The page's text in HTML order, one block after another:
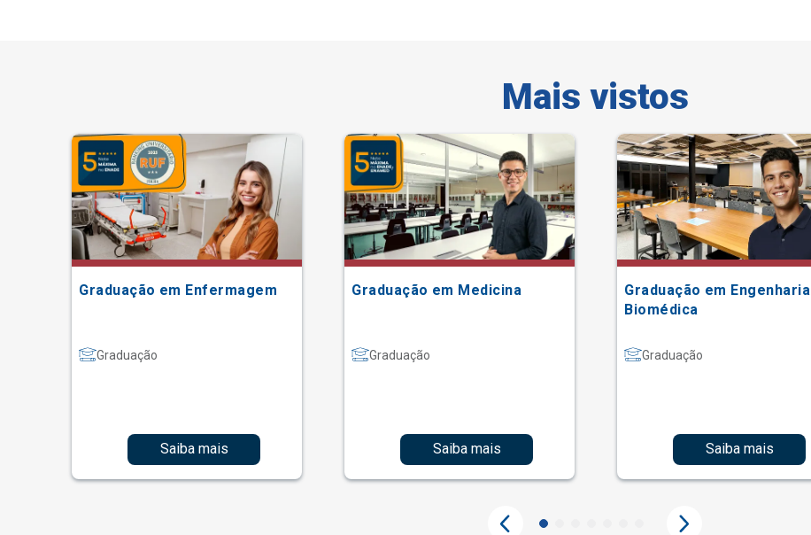
Mais vistos
Graduação em Enfermagem
Graduação
Saiba mais
Graduação em Medicina
Graduação
Saiba mais
Graduação em Engenharia
Biomédica
Graduação
Saiba mais